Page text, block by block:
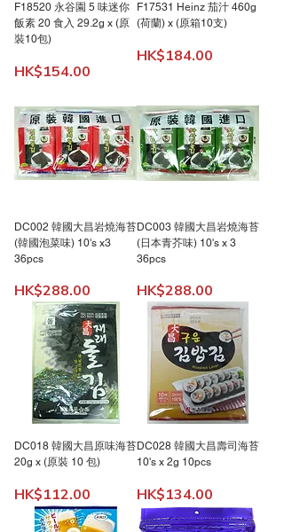
F18520 永谷園 5 味迷你
飯素 20 食入 29.2g x (原
裝10包)
價格
HK$154.00
F17531 Heinz 茄汁 460g
(荷蘭) x (原箱10支)
價格
HK$184.00
DC002 韓國大昌岩燒海苔
(韓國泡菜味) 10's x3
36pcs
價格
HK$288.00
DC003 韓國大昌岩燒海苔
(日本青芥味) 10's x 3
36pcs
價格
HK$288.00
DC018 韓國大昌原味海苔
20g x (原裝 10 包)
價格
HK$112.00
DC028 韓國大昌壽司海苔
10's x 2g 10pcs
價格
HK$134.00